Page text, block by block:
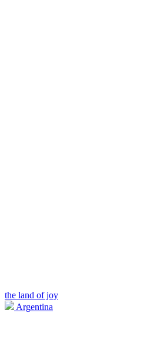
the land of joy
Argentina